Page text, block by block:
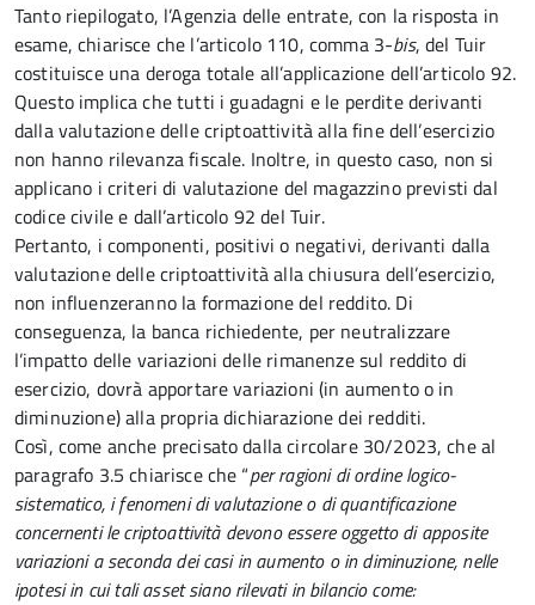
Tanto riepilogato, l’Agenzia delle entrate, con la risposta in
esame, chiarisce che l’articolo 110, comma 3-bis, del Tuir
costituisce una deroga totale all’applicazione dell’articolo 92.
Questo implica che tutti i guadagni e le perdite derivanti
dalla valutazione delle criptoattività alla fine dell’esercizio
non hanno rilevanza fiscale. Inoltre, in questo caso, non si
applicano i criteri di valutazione del magazzino previsti dal
codice civile e dall’articolo 92 del Tuir.
Pertanto, i componenti, positivi o negativi, derivanti dalla
valutazione delle criptoattività alla chiusura dell’esercizio,
non influenzeranno la formazione del reddito. Di
conseguenza, la banca richiedente, per neutralizzare
l’impatto delle variazioni delle rimanenze sul reddito di
esercizio, dovrà apportare variazioni (in aumento o in
diminuzione) alla propria dichiarazione dei redditi.
Così, come anche precisato dalla circolare 30/2023, che al
paragrafo 3.5 chiarisce che “per ragioni di ordine logico-
sistematico, i fenomeni di valutazione o di quantificazione
concernenti le criptoattività devono essere oggetto di apposite
variazioni a seconda dei casi in aumento o in diminuzione, nelle
ipotesi in cui tali asset siano rilevati in bilancio come: